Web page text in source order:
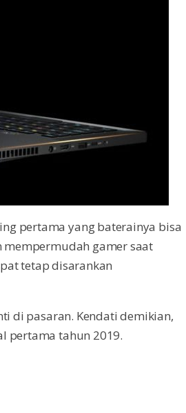
pertama yang baterainya bisa
mempermudah gamer saat
tetap disarankan
di pasaran. Kendati demikian,
pertama tahun 2019.